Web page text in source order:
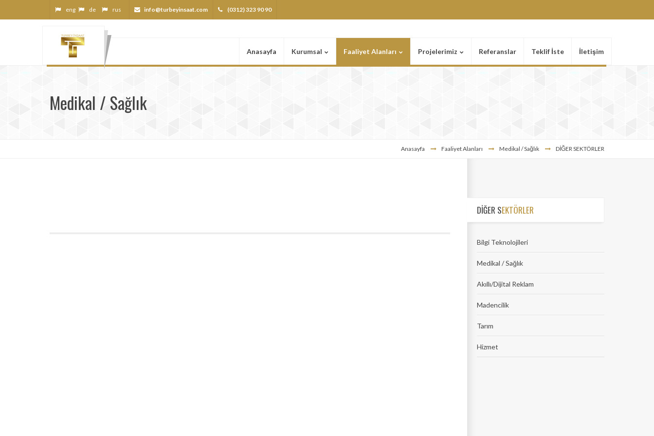
eng de rus info@turbeyinsaat.com (0312) 323 90 90
Anasayfa Kurumsal Faaliyet Alanları Projelerimiz Referanslar Teklif İste İletişim
Medikal / Sağlık
Anasayfa Faaliyet Alanları Medikal / Sağlık DİĞER SEKTÖRLER
DİĞER SEKTÖRLER
Bilgi Teknolojileri
Medikal / Sağlık
Akıllı/Dijital Reklam
Madencilik
Tarım
Hizmet